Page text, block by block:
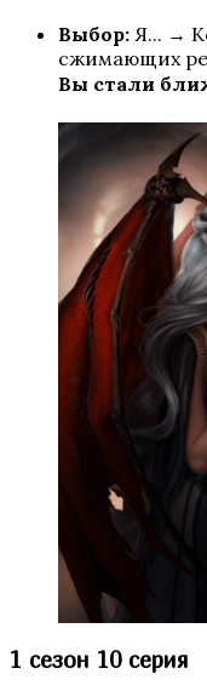
Сердце Треспии
Хроники Гладиаторов
Выбор: Я... →
сжимающих
Вы стали
1 сезон 10 серия